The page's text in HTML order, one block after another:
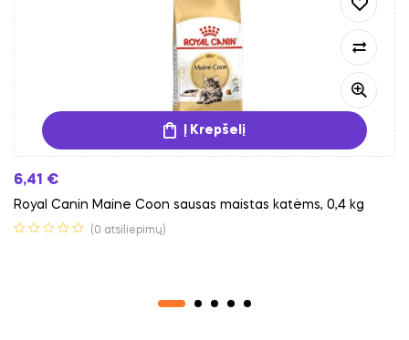
Į Krepšelį
6,41 €
Royal Canin Maine Coon sausas maistas katėms, 0,4 kg
(0 atsiliepimų)